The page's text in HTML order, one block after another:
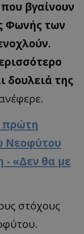
βγαίνουν
Φωνής των
δουλειά της
πρώτη
Νεοφύτου
- «Δεν θα με
στόχους